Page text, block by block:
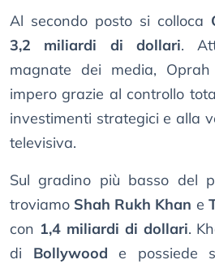
Al secondo posto si colloca
3,2 miliardi di dollari.
magnate dei media,
impero grazie al controllo
investimenti strategici e alla
televisiva.
Sul gradino più basso del
troviamo Shah Rukh Khan e
con 1,4 miliardi di dollari.
di Bollywood e possiede